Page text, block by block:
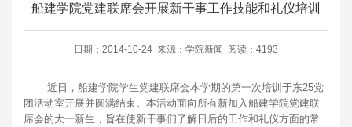
船建学院党建联席会开展新干事工作技能和礼仪培训
日期：2014-10-24 来源：学院新闻 阅读：4193
近日，船建学院学生党建联席会本学期的第一次培训于东25党
团活动室开展并圆满结束。本活动面向所有新加入船建学院党建联
席会的大一新生，旨在使新干事们了解日后的工作和礼仪方面的常